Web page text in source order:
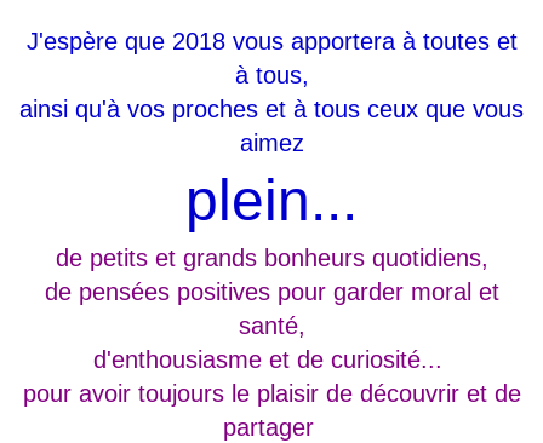
J'espère que 2018 vous apportera à toutes et
à tous,
ainsi qu'à vos proches et à tous ceux que vous
aimez
plein...
de petits et grands bonheurs quotidiens,
de pensées positives pour garder moral et
santé,
d'enthousiasme et de curiosité...
pour avoir toujours le plaisir de découvrir et de
partager